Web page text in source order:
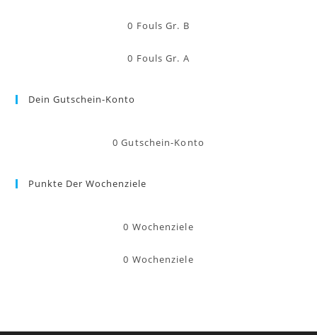
0 Fouls Gr. B
0 Fouls Gr. A
Dein Gutschein-Konto
0 Gutschein-Konto
Punkte Der Wochenziele
0 Wochenziele
0 Wochenziele